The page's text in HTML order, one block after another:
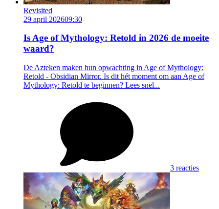
Revisited
29 april 202609:30
Is Age of Mythology: Retold in 2026 de moeite
waard?
De Azteken maken hun opwachting in Age of Mythology:
Retold - Obsidian Mirror. Is dit hét moment om aan Age of
Mythology: Retold te beginnen? Lees snel...
3 reacties